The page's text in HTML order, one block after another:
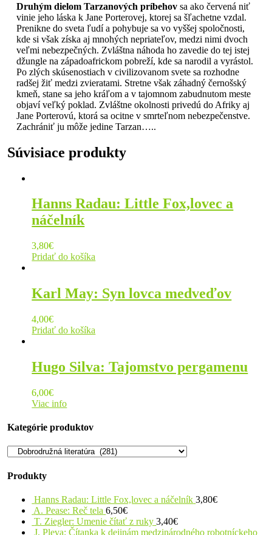
Druhým dielom Tarzanových príbehov sa ako červená niť
vinie jeho láska k Jane Porterovej, ktorej sa šľachetne vzdal.
Prenikne do sveta ľudí a pohybuje sa vo vyššej spoločnosti,
kde si však získa aj mnohých nepriateľov, medzi nimi dvoch
veľmi nebezpečných. Zvláštna náhoda ho zavedie do tej istej
džungle na západoafrickom pobreží, kde sa narodil a vyrástol.
Po zlých skúsenostiach v civilizovanom svete sa rozhodne
radšej žiť medzi zvieratami. Stretne však záhadný černošský
kmeň, stane sa jeho kráľom a v tajomnom zabudnutom meste
objaví veľký poklad. Zvláštne okolnosti privedú do Afriky aj
Jane Porterovú, ktorá sa ocitne v smrteľnom nebezpečenstve.
Zachrániť ju môže jedine Tarzan…..
Súvisiace produkty
Hanns Radau: Little Fox,lovec a
náčelník
3,80€
Pridať do košíka
Karl May: Syn lovca medveďov
4,00€
Pridať do košíka
Hugo Silva: Tajomstvo pergamenu
6,00€
Viac info
Kategórie produktov
Produkty
Hanns Radau: Little Fox,lovec a náčelník 3,80€
A. Pease: Reč tela 6,50€
T. Ziegler: Umenie čítať z ruky 3,40€
J. Pleva: Čítanka k dejinám medzinárodného robotníckeho